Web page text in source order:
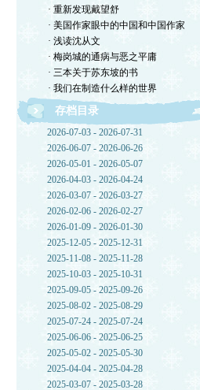
· 重新发现戴望舒
· 美国作家眼中的中国和中国作家
· 浅读沈从文
· 梅岗城的通病与恶之平庸
· 三本关于苏东坡的书
· 我们在制造什么样的世界
存档目录
2026-07-03 - 2026-07-31
2026-06-07 - 2026-06-26
2026-05-01 - 2026-05-07
2026-04-03 - 2026-04-24
2026-03-07 - 2026-03-27
2026-02-06 - 2026-02-27
2026-01-09 - 2026-01-30
2025-12-05 - 2025-12-31
2025-11-08 - 2025-11-28
2025-10-03 - 2025-10-31
2025-09-05 - 2025-09-26
2025-08-02 - 2025-08-29
2025-07-24 - 2025-07-24
2025-06-06 - 2025-06-25
2025-05-02 - 2025-05-30
2025-04-04 - 2025-04-28
2025-03-07 - 2025-03-28